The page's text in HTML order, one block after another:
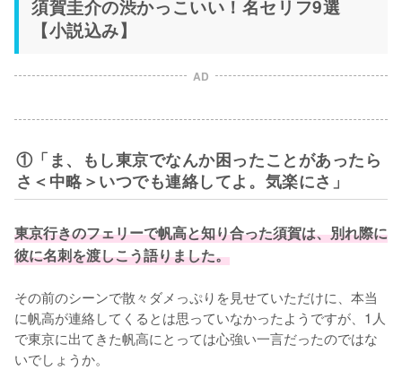
須賀圭介の渋かっこいい！名セリフ9選
【小説込み】
AD
①「ま、もし東京でなんか困ったことがあったら
さ＜中略＞いつでも連絡してよ。気楽にさ」
東京行きのフェリーで帆高と知り合った須賀は、別れ際に
彼に名刺を渡しこう語りました。
その前のシーンで散々ダメっぷりを見せていただけに、本当
に帆高が連絡してくるとは思っていなかったようですが、1人
で東京に出てきた帆高にとっては心強い一言だったのではな
いでしょうか。